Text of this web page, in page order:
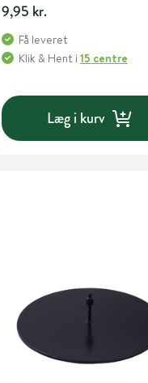
9,95 kr.
Få leveret
Klik & Hent i 15 centre
Læg i kurv